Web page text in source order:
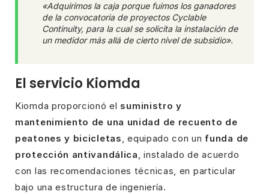
«Adquirimos la caja porque fuimos los ganadores
de la convocatoria de proyectos Cyclable
Continuity, para la cual se solicita la instalación de
un medidor más allá de cierto nivel de subsidio».
El servicio Kiomda
Kiomda proporcionó el suministro y
mantenimiento de una unidad de recuento de
peatones y bicicletas, equipado con un funda de
protección antivandálica, instalado de acuerdo
con las recomendaciones técnicas, en particular
bajo una estructura de ingeniería.